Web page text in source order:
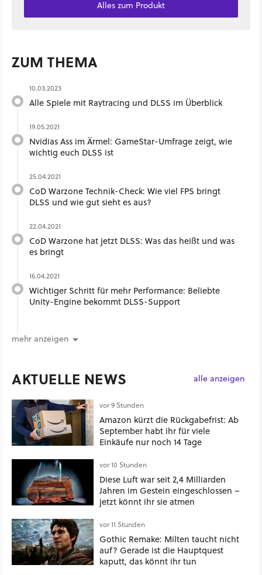
Alles zum Produkt
ZUM THEMA
10.03.2023
Alle Spiele mit Raytracing und DLSS im Überblick
19.05.2021
Nvidias Ass im Ärmel: GameStar-Umfrage zeigt, wie
wichtig euch DLSS ist
25.04.2021
CoD Warzone Technik-Check: Wie viel FPS bringt
DLSS und wie gut sieht es aus?
22.04.2021
CoD Warzone hat jetzt DLSS: Was das heißt und was
es bringt
16.04.2021
Wichtiger Schritt für mehr Performance: Beliebte
Unity-Engine bekommt DLSS-Support
mehr anzeigen
AKTUELLE NEWS alle anzeigen
vor 9 Stunden
Amazon kürzt die Rückgabefrist: Ab
September habt ihr für viele
Einkäufe nur noch 14 Tage
vor 10 Stunden
Diese Luft war seit 2,4 Milliarden
Jahren im Gestein eingeschlossen –
jetzt könnt ihr sie atmen
vor 11 Stunden
Gothic Remake: Milten taucht nicht
auf? Gerade ist die Hauptquest
kaputt, das könnt ihr tun